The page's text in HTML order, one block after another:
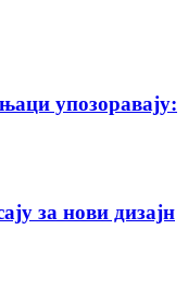
упозоравају:
за нови дизајн